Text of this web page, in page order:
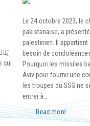
Le 24 octobre 2023, le
pakistanaise, a
palestinien. Il appartient
besoin de
Pourquoi les missiles
Aviv pour fournir une
les troupes du SSG ne
entrer à…
Read more...